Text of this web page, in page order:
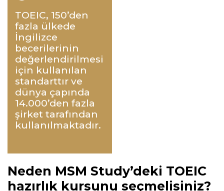
TOEIC, 150’den
fazla ülkede
İngilizce
becerilerinin
değerlendirilmesi
için kullanılan
standarttır ve
dünya çapında
14.000’den fazla
şirket tarafından
kullanılmaktadır.
Neden MSM Study’deki TOEIC
hazırlık kursunu seçmelisiniz?